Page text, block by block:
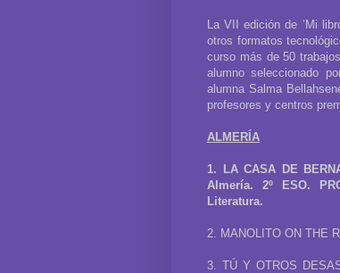
La VII edición de ’Mi
otros formatos
curso más de 50
alumno seleccionado
alumna Salma
profesores y centros
ALMERÍA
1. LA CASA DE
Almería. 2º ESO.
Literatura.
2. MANOLITO ON THE
3. TÚ Y OTROS